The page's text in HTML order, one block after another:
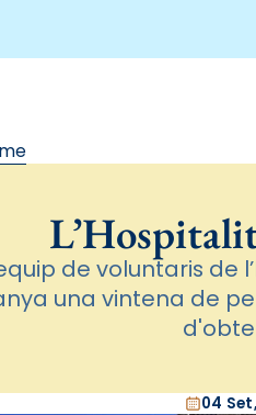
de voluntaris de
una vintena de
04